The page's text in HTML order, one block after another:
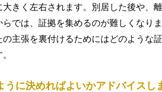
きく左右されます。別居した後や、
らでは、証拠を集めるのが難しくなり
主張を裏付けるためにはどのような
うに決めればよいかアドバイスし